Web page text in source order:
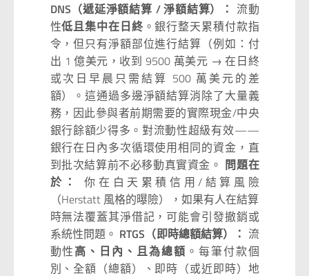
DNS（遞延淨額結算 / 淨額結算）： 流動
性低且集中在日終 。銀行整天累積付款指
令，但只有淨額部位進行結算（例如：付
出 1 億美元，收到 9500 萬美元 → 在日終
或次日早晨只需結算 500 萬美元的差
額）。這通過多邊淨額結算消除了大量義
務，因此參與者前期需要的實際現金/中央
銀行餘額少得多。對流動性超級有效——
銀行在日內多次循環使用相同的資金，直
到批次結算前不必移動真實資金。 問題在
於：
你在白天累積信用/結算風險
（Herstatt 風格的曝險），如果有人在結算
時無法覆蓋其淨借記，可能會引發撤銷或
系統性問題。 RTGS（即時總額結算）： 流
動性高、日內、且為總額 。每筆付款個
別、全額（總額）、即時（或近即時）地